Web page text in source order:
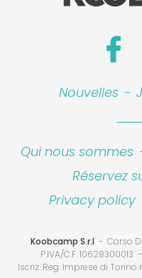
Nouvelles -
Qui nous sommes
Réservez
Privacy policy
Koobcamp S.r.l
Corso
P.IVA/C.F. 10628300013
Iscriz. Reg. Imprese di Torino